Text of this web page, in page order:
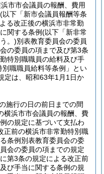
市市会議員の報酬、費用
(以下「新市会議員報酬等条
る改正後の横浜市非常勤
関する条例(以下「新非常
。)別表教育委員会の委員
の委員の項まで及び第3条
特別職職員の給料及び手
別職職員給料等条例」とい
定は、昭和63年1月1日か
施行の日の前日までの間
横浜市市会議員の報酬、費
の規定に基づいて支払わ
正前の横浜市非常勤特別職
条例別表教育委員会の委
会の委員の項までの規定
第3条の規定による改正前
び手当に関する条例の規